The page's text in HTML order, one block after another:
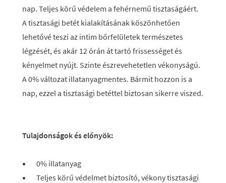
nap. Teljes körű védelem a fehérnemű tisztaságáért.
A tisztasági betét kialakításának köszönhetően
lehetővé teszi az intim bőrfelületek természetes
légzését, és akár 12 órán át tartó frissességet és
kényelmet nyújt. Szinte észrevehetetlen vékonyságú.
A 0% változat illatanyagmentes. Bármit hozzon is a
nap, ezzel a tisztasági betéttel biztosan sikerre viszed.
Tulajdonságok és előnyök:
0% illatanyag
Teljes körű védelmet biztosító, vékony tisztasági